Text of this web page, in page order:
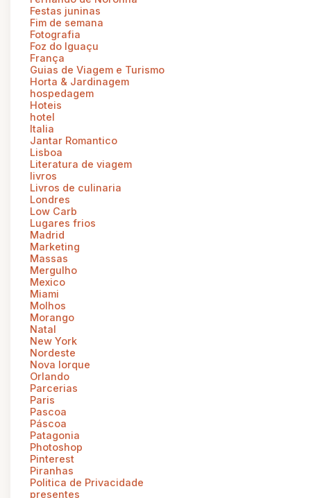
Festas juninas
Fim de semana
Fotografia
Foz do Iguaçu
França
Guias de Viagem e Turismo
Horta & Jardinagem
hospedagem
Hoteis
hotel
Italia
Jantar Romantico
Lisboa
Literatura de viagem
livros
Livros de culinaria
Londres
Low Carb
Lugares frios
Madrid
Marketing
Massas
Mergulho
Mexico
Miami
Molhos
Morango
Natal
New York
Nordeste
Nova Iorque
Orlando
Parcerias
Paris
Pascoa
Páscoa
Patagonia
Photoshop
Pinterest
Piranhas
Politica de Privacidade
presentes